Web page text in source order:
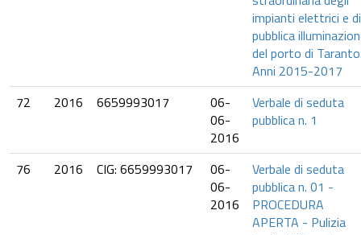
impianti elettrici e di
pubblica
del porto di
Anni 2015-2017
72
2016 6659993017
06-
06-
2016
Verbale di seduta
pubblica n. 1
76 2016 CIG: 6659993017
06-
06-
2016
Verbale di seduta
pubblica n. 01 -
PROCEDURA
APERTA - Pulizia